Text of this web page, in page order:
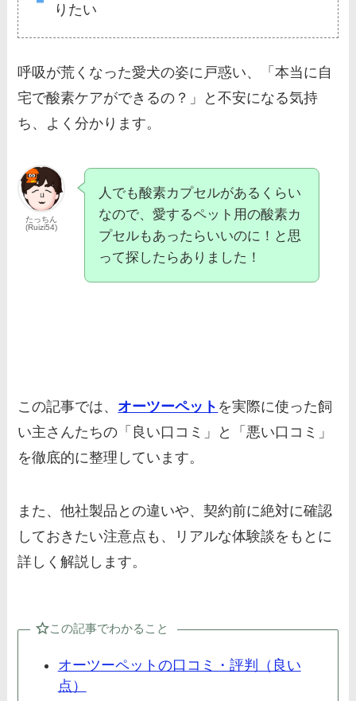
りたい
呼吸が荒くなった愛犬の姿に戸惑い、「本当に自
宅で酸素ケアができるの？」と不安になる気持
ち、よく分かります。
たっちん
(Ruizi54)
人でも酸素カプセルがあるくらい
なので、愛するペット用の酸素カ
プセルもあったらいいのに！と思
って探したらありました！
この記事では、 オーツーペット を実際に使った飼
い主さんたちの「良い口コミ」と「悪い口コミ」
を徹底的に整理しています。
また、他社製品との違いや、契約前に絶対に確認
しておきたい注意点も、リアルな体験談をもとに
詳しく解説します。
この記事でわかること
オーツーペットの口コミ・評判（良い
点）